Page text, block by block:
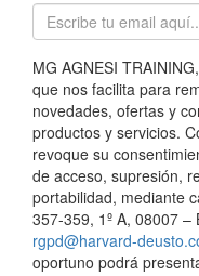
MG AGNESI
que nos facilita para
novedades, ofertas y
productos y servicios.
revoque su
de acceso, supresión,
portabilidad, mediante
357-359, 1º A, 08007
rgpd@harvard-
oportuno podrá